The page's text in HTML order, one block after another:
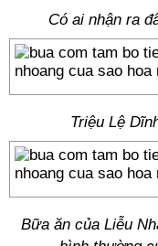
Có ai nhận ra
Triệu Lệ
Bữa ăn của Liễu